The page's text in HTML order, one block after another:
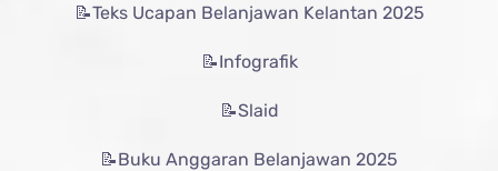
📝Teks Ucapan Belanjawan Kelantan 2025
📝Infografik
📝Slaid
📝Buku Anggaran Belanjawan 2025